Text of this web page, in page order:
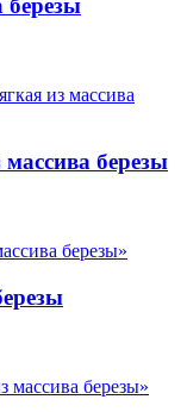
березы
березы